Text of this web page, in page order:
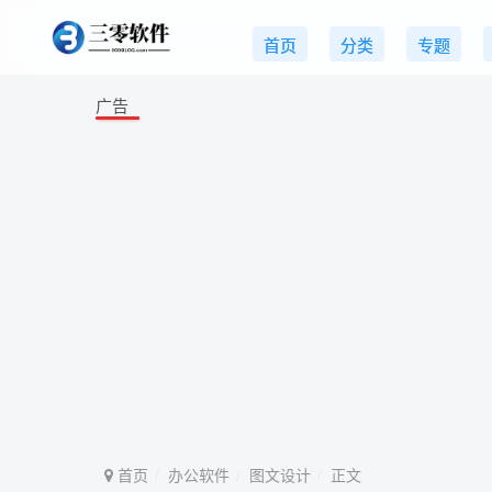
首页 分类 专题
广告
首页 办公软件 图文设计 正文